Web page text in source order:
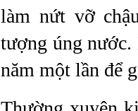
làm nứt vỡ
tượng úng nước.
năm một lần để